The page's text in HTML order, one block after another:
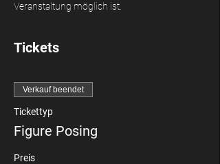
Veranstaltung möglich ist.
Tickets
Verkauf beendet
Tickettyp
Figure Posing
Preis